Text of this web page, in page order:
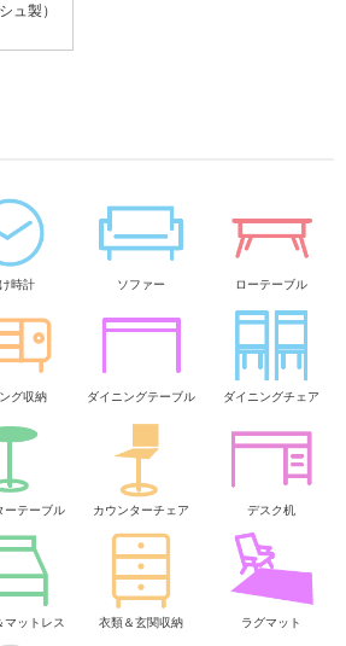
ュ製）
時計 ソファー ローテーブル
グ収納 ダイニングテーブル ダイニングチェア
ーテーブル カウンターチェア デスク机
マットレス 衣類＆玄関収納 ラグマット